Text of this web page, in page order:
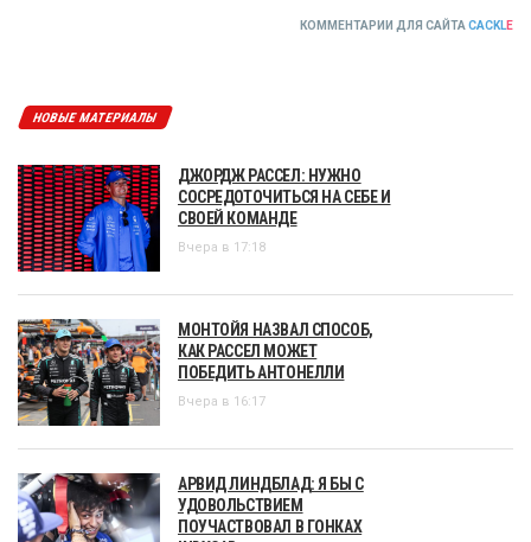
КОММЕНТАРИИ ДЛЯ САЙТАCACKLE
НОВЫЕ МАТЕРИАЛЫ
ДЖОРДЖ РАССЕЛ: НУЖНО
СОСРЕДОТОЧИТЬСЯ НА СЕБЕ И
СВОЕЙ КОМАНДЕ
Вчера в 17:18
МОНТОЙЯ НАЗВАЛ СПОСОБ,
КАК РАССЕЛ МОЖЕТ
ПОБЕДИТЬ АНТОНЕЛЛИ
Вчера в 16:17
АРВИД ЛИНДБЛАД: Я БЫ С
УДОВОЛЬСТВИЕМ
ПОУЧАСТВОВАЛ В ГОНКАХ